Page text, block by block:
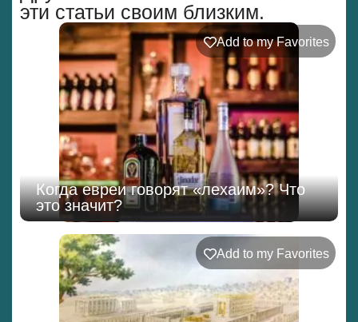
эти статьи своим близким.
Add to my Favorites
Когда евреи говорят «лехаим»? Что
это значит?
Add to my Favorites